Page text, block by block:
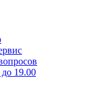
19.00